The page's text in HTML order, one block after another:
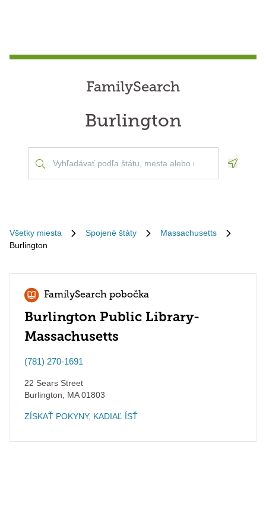
FamilySearch
Burlington
Všetky miesta Spojené štáty
Massachusetts
Burlington
FamilySearch pobočka
Burlington Public Library-
Massachusetts
(781) 270-1691
22 Sears Street
Burlington
MA01803
ZÍSKAŤ POKYNY, KADIAĽ ÍSŤ